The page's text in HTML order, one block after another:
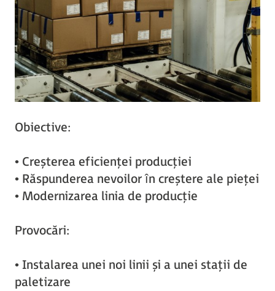
Obiective:
• Creșterea eficienței producției
• Răspunderea nevoilor în creștere ale pieței
• Modernizarea linia de producție
Provocări:
• Instalarea unei noi linii și a unei stații de
paletizare